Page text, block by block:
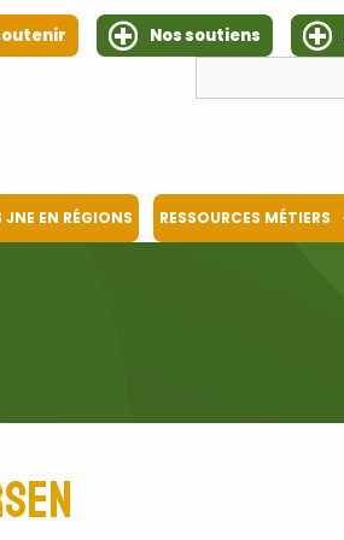
Nos soutiens
JNE EN RÉGIONS RESSOURCES MÉTIERS